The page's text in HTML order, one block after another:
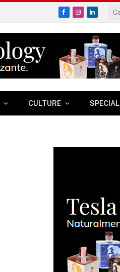
Facebook
Instagram
LinkedIn
CULTURE SPECIALI